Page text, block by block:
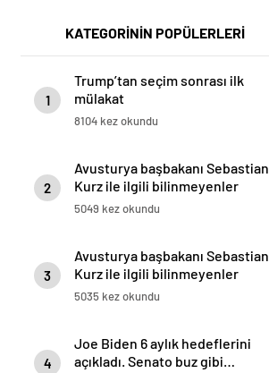
KATEGORİNİN POPÜLERLERİ
1
Trump’tan seçim sonrası ilk
mülakat
8104 kez okundu
2
Avusturya başbakanı Sebastian
Kurz ile ilgili bilinmeyenler
5049 kez okundu
3
Avusturya başbakanı Sebastian
Kurz ile ilgili bilinmeyenler
5035 kez okundu
4
Joe Biden 6 aylık hedeflerini
açıkladı. Senato buz gibi…